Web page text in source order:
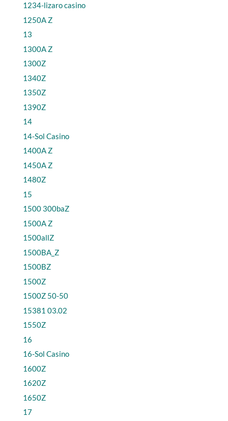
1234-lizaro casino
1250A Z
13
1300A Z
1300Z
1340Z
1350Z
1390Z
14
14-Sol Casino
1400A Z
1450A Z
1480Z
15
1500 300baZ
1500A Z
1500allZ
1500BA_Z
1500BZ
1500Z
1500Z 50-50
15381 03.02
1550Z
16
16-Sol Casino
1600Z
1620Z
1650Z
17